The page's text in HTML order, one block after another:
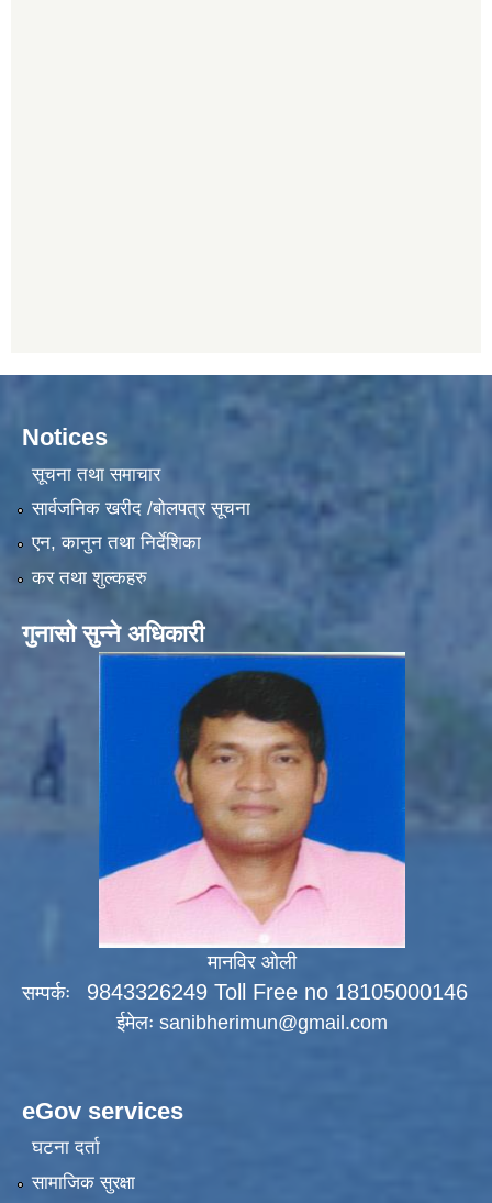
Notices
सूचना तथा समाचार
सार्वजनिक खरीद /बोलपत्र सूचना
एन, कानुन तथा निर्देशिका
कर तथा शुल्कहरु
गुनासो सुन्ने अधिकारी
मानविर ओली
सम्पर्कः 9843326249 Toll Free no 18105000146
ईमेलः sanibherimun@gmail.com
eGov services
घटना दर्ता
सामाजिक सुरक्षा